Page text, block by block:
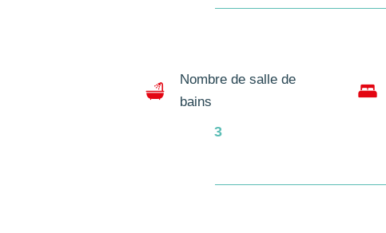
Nombre de salle de
bains
3